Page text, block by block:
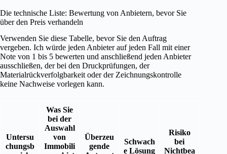
Die technische Liste: Bewertung von Anbietern, bevor Sie
über den Preis verhandeln
Verwenden Sie diese Tabelle, bevor Sie den Auftrag
vergeben. Ich würde jeden Anbieter auf jeden Fall mit einer
Note von 1 bis 5 bewerten und anschließend jeden Anbieter
ausschließen, der bei den Druckprüfungen, der
Materialrückverfolgbarkeit oder der Zeichnungskontrolle
keine Nachweise vorlegen kann.
Untersu
chungsb
Was Sie
bei der
Auswahl
von
Immobili
Überzeu
gende
Schwach
e Lösung
Risiko
bei
Nichtbea